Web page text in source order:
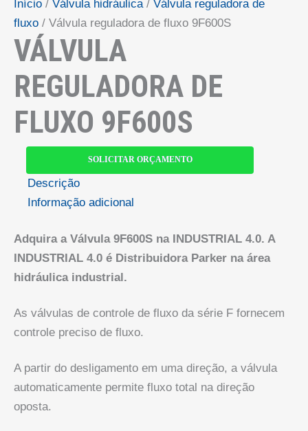
Início / Válvula hidráulica/ Válvula reguladora de
fluxo / Válvula reguladora de fluxo 9F600S
VÁLVULA
REGULADORA DE
FLUXO 9F600S
SOLICITAR ORÇAMENTO
Descrição
Informação adicional
Adquira a Válvula 9F600S na INDUSTRIAL 4.0. A
INDUSTRIAL 4.0 é Distribuidora Parker na área
hidráulica industrial.
As válvulas de controle de fluxo da série F fornecem
controle preciso de fluxo.
A partir do desligamento em uma direção, a válvula
automaticamente permite fluxo total na direção
oposta.